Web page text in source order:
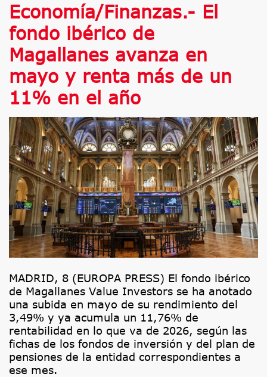
Economía/Finanzas.- El
fondo ibérico de
Magallanes avanza en
mayo y renta más de un
11% en el año
MADRID, 8 (EUROPA PRESS) El fondo ibérico
de Magallanes Value Investors se ha anotado
una subida en mayo de su rendimiento del
3,49% y ya acumula un 11,76% de
rentabilidad en lo que va de 2026, según las
fichas de los fondos de inversión y del plan de
pensiones de la entidad correspondientes a
ese mes.